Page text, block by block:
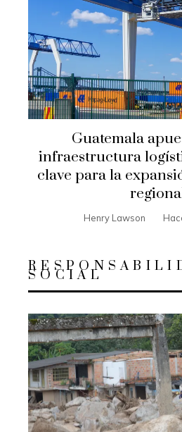
Guatemala
infraestructura
clave para la
Henry Lawson
SOCIAL